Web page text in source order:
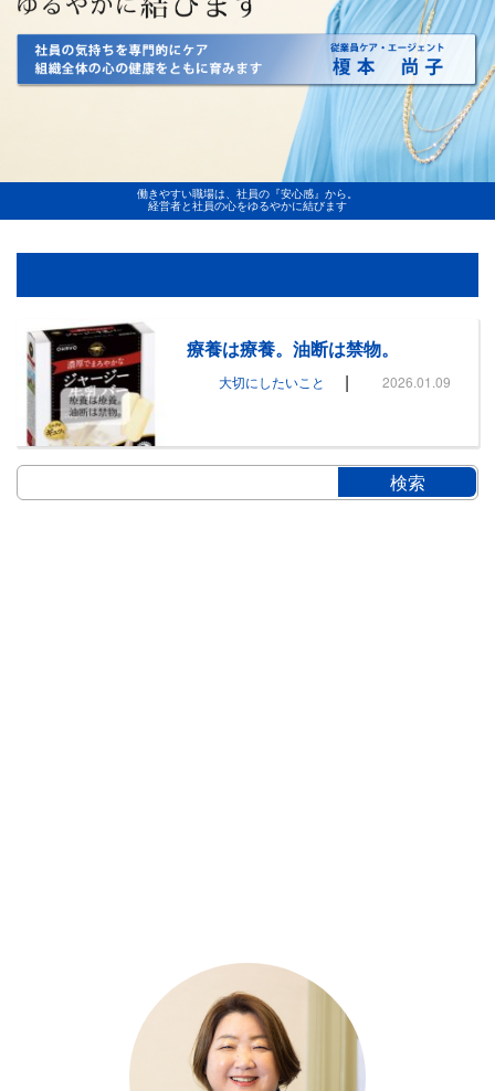
働きやすい職場は、社員の『安心感』から。
経営者と社員の心をゆるやかに結びます
療養は療養。油断は禁物。
大切にしたいこと | 2026.01.09